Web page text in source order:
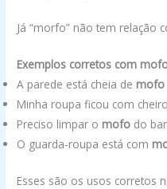
Já “morfo” não tem relação
Exemplos corretos com
A parede está cheia de mofo
Minha roupa ficou com
Preciso limpar o mofo do
O guarda-roupa está com
Esses são os usos corretos